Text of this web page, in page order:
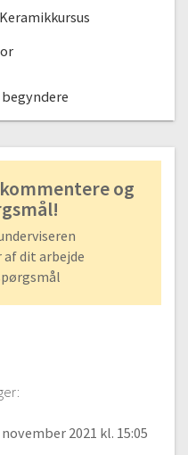
lag på lag teknik
Keramikkursus
og
dit arbejde
november 2021 kl. 15:05